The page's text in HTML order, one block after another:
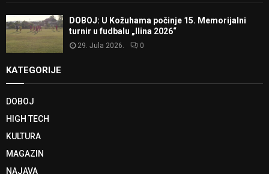
DOBOJ: U Kožuhama počinje 15. Memorijalni
turnir u fudbalu „Ilina 2026“
29. Jula 2026. 0
KATEGORIJE
DOBOJ
HIGH TECH
KULTURA
MAGAZIN
NAJAVA